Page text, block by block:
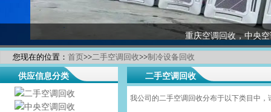
重庆空调回收，中央
您现在的位置： 首页>>二手空调回收>>制冷设备回收
供应信息分类
二手空调回收
中央空调回收
二手空调回收
我公司的二手空调回收分布于以下类目中，